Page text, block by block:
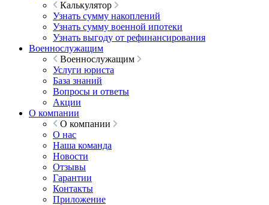
Калькулятор
Узнать сумму накоплений
Узнать сумму военной ипотеки
Узнать выгоду от рефинансирования
Военнослужащим
Военнослужащим
Услуги юриста
База знаний
Вопросы и ответы
Акции
О компании
О компании
О нас
Наша команда
Новости
Отзывы
Гарантии
Контакты
Приложение